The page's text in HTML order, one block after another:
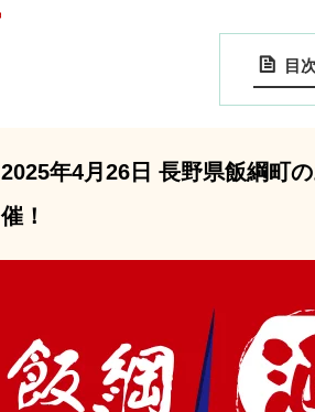
目次
2025年4月26日 長野県飯綱町
催！